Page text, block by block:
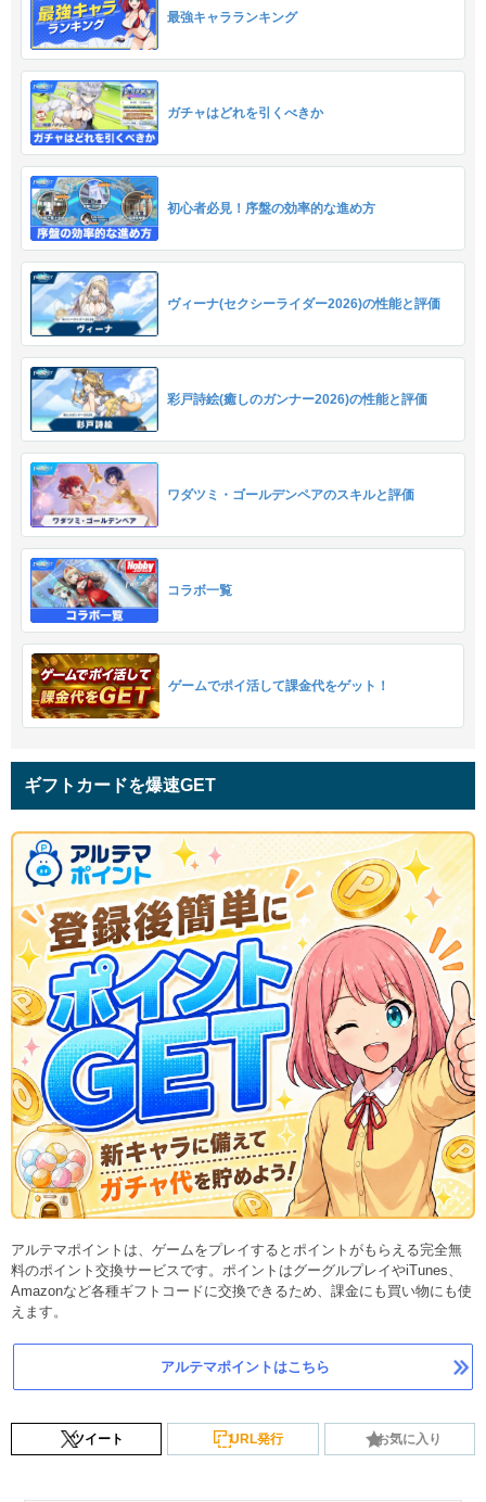
最強キャラランキング
ガチャはどれを引くべきか
初心者必見！序盤の効率的な進め方
ヴィーナ(セクシーライダー2026)の性能と評価
彩戸詩絵(癒しのガンナー2026)の性能と評価
ワダツミ・ゴールデンペアのスキルと評価
コラボ一覧
ゲームでポイ活して課金代をゲット！
ギフトカードを爆速GET
アルテマポイントは、ゲームをプレイするとポイントがもらえる完全無
料のポイント交換サービスです。ポイントはグーグルプレイやiTunes、
Amazonなど各種ギフトコードに交換できるため、課金にも買い物にも使
えます。
アルテマポイントはこちら
ツイート URL発行 お気に入り